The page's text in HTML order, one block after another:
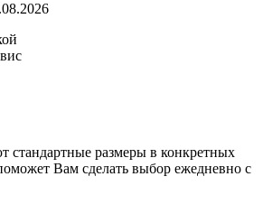
стандартные размеры в конкретных
Вам сделать выбор ежедневно с